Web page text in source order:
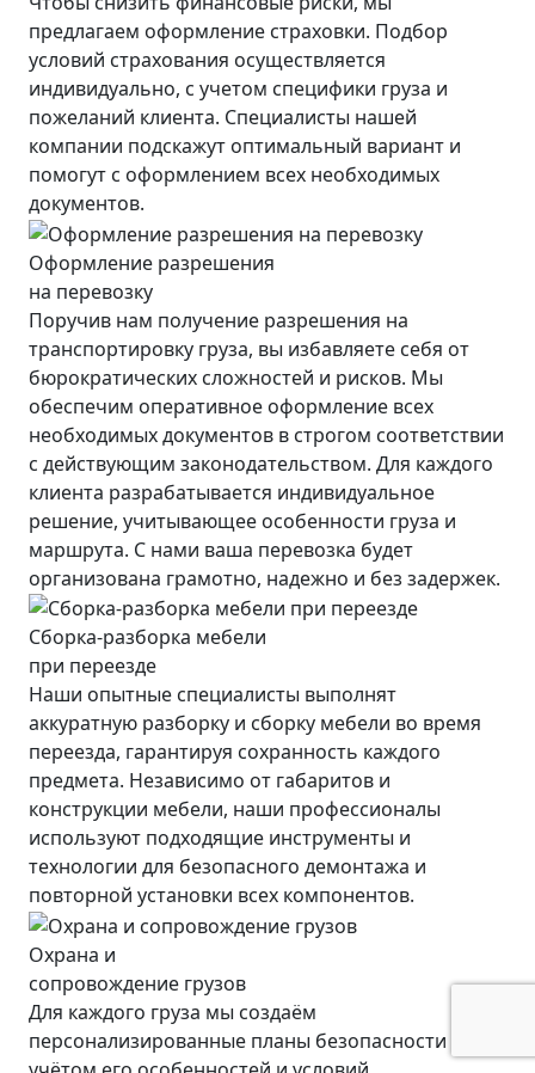
предлагаем оформление страховки. Подбор
условий страхования осуществляется
индивидуально, с учетом специфики груза и
пожеланий клиента. Специалисты нашей
компании подскажут оптимальный вариант и
помогут с оформлением всех необходимых
документов.
Оформление разрешения
на перевозку
Поручив нам получение разрешения на
транспортировку груза, вы избавляете себя от
бюрократических сложностей и рисков. Мы
обеспечим оперативное оформление всех
необходимых документов в строгом соответствии
с действующим законодательством. Для каждого
клиента разрабатывается индивидуальное
решение, учитывающее особенности груза и
маршрута. С нами ваша перевозка будет
организована грамотно, надежно и без задержек.
Сборка-разборка мебели
при переезде
Наши опытные специалисты выполнят
аккуратную разборку и сборку мебели во время
переезда, гарантируя сохранность каждого
предмета. Независимо от габаритов и
конструкции мебели, наши профессионалы
используют подходящие инструменты и
технологии для безопасного демонтажа и
повторной установки всех компонентов.
Охрана и
сопровождение грузов
Для каждого груза мы создаём
персонализированные планы безопасности с